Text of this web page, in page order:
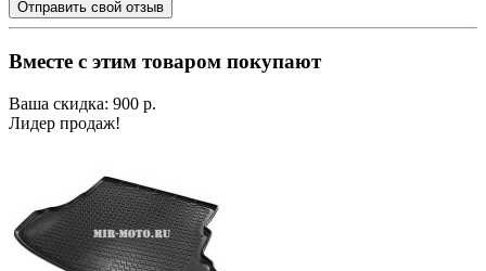
Отправить свой отзыв
Вместе с этим товаром покупают
Ваша скидка: 900 р.
Лидер продаж!